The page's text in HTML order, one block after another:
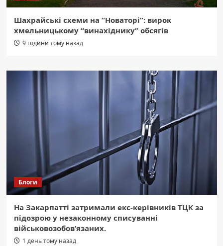
Шахрайські схеми на “Новаторі”: вирок
хмельницькому “винахіднику” обсягів
9 години тому назад
Блоги
На Закарпатті затримали екс-керівників ТЦК за
підозрою у незаконному списуванні
військовозобов’язаних.
1 день тому назад